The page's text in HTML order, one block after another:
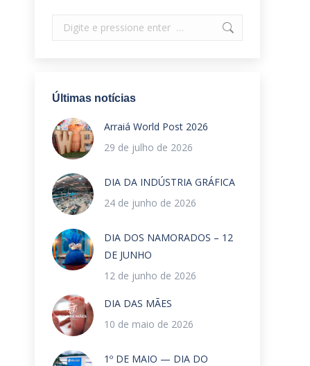
Search:
Últimas notícias
Arraiá World Post 2026
29 de julho de 2026
DIA DA INDÚSTRIA GRÁFICA
24 de junho de 2026
DIA DOS NAMORADOS – 12
DE JUNHO
12 de junho de 2026
DIA DAS MÃES
10 de maio de 2026
1º DE MAIO — DIA DO